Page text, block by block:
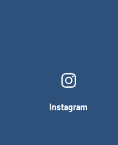
Instagram